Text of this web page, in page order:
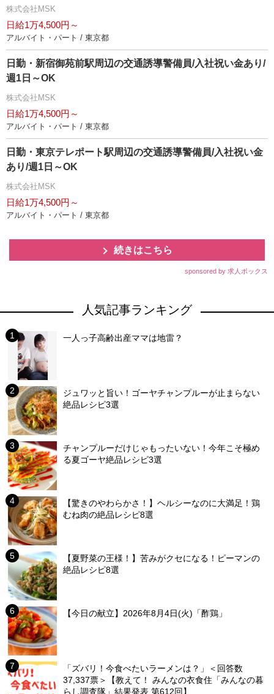
株式会社MSK
日給1万4,500円～
アルバイト・パート / 東京都
日勤・新宿御苑前駅周辺の交通誘導警備員/入社祝い金あり/
週1日～OK
株式会社MSK
日給1万4,500円～
アルバイト・パート / 東京都
日勤・東京テレポート駅周辺の交通誘導警備員/入社祝い金
あり/週1日～OK
株式会社MSK
日給1万4,500円～
アルバイト・パート / 東京都
続きはこちら
sponsored by 求人ボックス
人気記事ランキング
一人っ子高齢出産ママは地雷？
ジュワッと旨い！ゴーヤチャンプルーが止まらない
絶品レシピ3選
チャンプルーだけじゃもったいない！今年こそ極め
る夏ゴーヤ絶品レシピ3選
【驚きのやわらかさ！】ヘルシーなのに大満足！鶏
むね肉の絶品レシピ8選
【夏野菜の王様！】苦みがクセになる！ピーマンの
絶品レシピ8選
【今日の献立】2026年8月4日(火)「酢鶏」
「ズバリ！今食べたいラーメンは？」＜回答数
37,337票＞【教えて！ みんなの衣食住「みんなの暮
らし調査隊」結果発表 第612回】